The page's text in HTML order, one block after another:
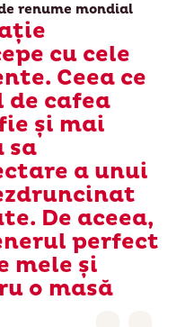
renume mondial
cu cele
Ceea ce
de cafea
și mai
sa
a unui
De aceea,
perfect
mele și
o masă